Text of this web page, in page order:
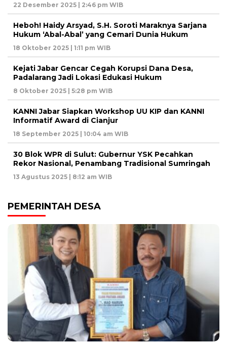
22 Desember 2025 | 2:46 pm WIB
Heboh! Haidy Arsyad, S.H. Soroti Maraknya Sarjana
Hukum ‘Abal-Abal’ yang Cemari Dunia Hukum
18 Oktober 2025 | 1:11 pm WIB
Kejati Jabar Gencar Cegah Korupsi Dana Desa,
Padalarang Jadi Lokasi Edukasi Hukum
8 Oktober 2025 | 5:28 pm WIB
KANNI Jabar Siapkan Workshop UU KIP dan KANNI
Informatif Award di Cianjur
18 September 2025 | 10:04 am WIB
30 Blok WPR di Sulut: Gubernur YSK Pecahkan
Rekor Nasional, Penambang Tradisional Sumringah
13 Agustus 2025 | 8:12 am WIB
PEMERINTAH DESA